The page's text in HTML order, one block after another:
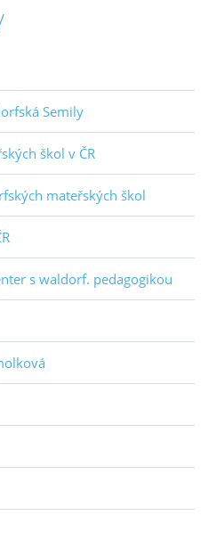
Semily
škol v ČR
mateřských škol
s waldorf. pedagogikou